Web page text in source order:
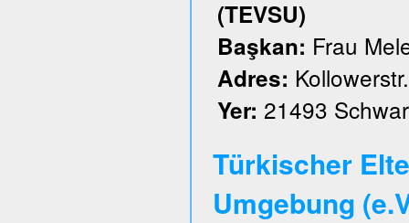
(TEVSU)
Başkan: Frau
Adres:
Yer: 21493
Türkischer
Umgebung